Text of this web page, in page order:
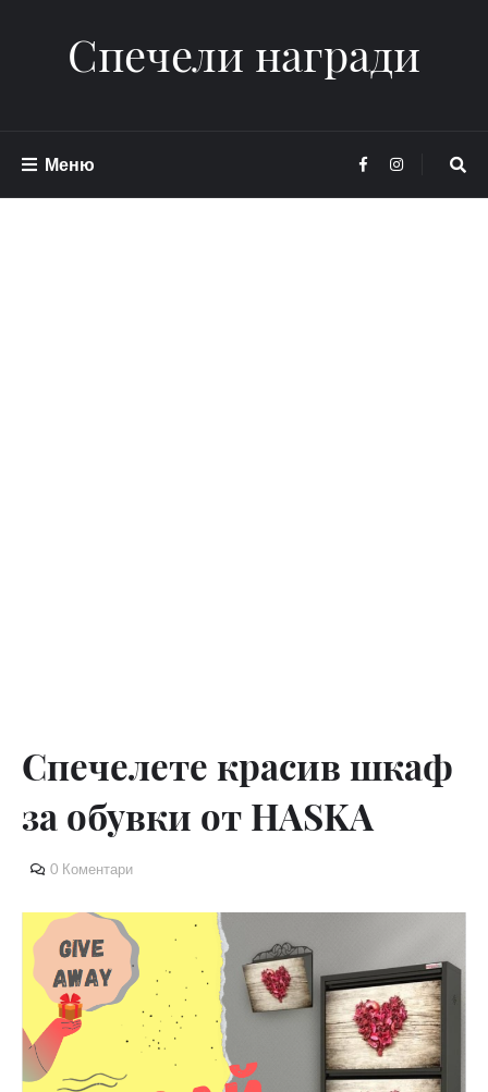
Спечели награди
Меню
Спечелете красив шкаф
за обувки от HASKA
0 Коментари